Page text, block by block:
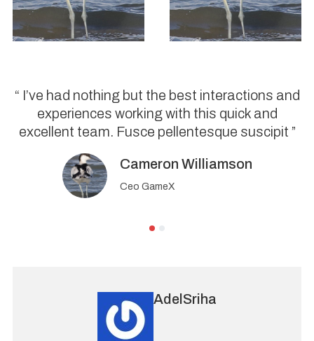
“ I’ve had nothing but the best interactions and
experiences working with this quick and
excellent team. Fusce pellentesque suscipit ”
Cameron Williamson
Ceo GameX
AdelSriha